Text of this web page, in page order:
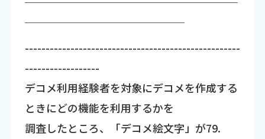
￣￣￣￣￣￣￣￣￣￣￣￣￣￣￣￣￣￣￣￣
￣￣￣￣￣￣￣￣￣￣￣￣￣￣￣
----------------------------------------------------
------------------
デコメ利用経験者を対象にデコメを作成する
ときにどの機能を利用するかを
調査したところ、「デコメ絵文字」が79.